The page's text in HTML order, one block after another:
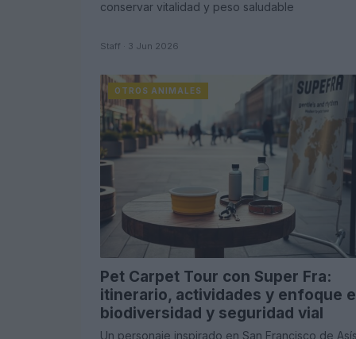
conservar vitalidad y peso saludable
Staff · 3 Jun 2026
OTROS ANIMALES
Pet Carpet Tour con Super Fra:
itinerario, actividades y enfoque
biodiversidad y seguridad vial
Un personaje inspirado en San Francisco de Asís